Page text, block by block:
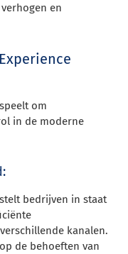
en
om
in de moderne
bedrijven in staat
kanalen.
de behoeften van